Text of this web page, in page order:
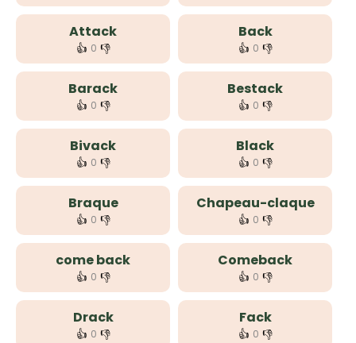
Attack
👍 0 👎
Back
👍 0 👎
Barack
👍 0 👎
Bestack
👍 0 👎
Bivack
👍 0 👎
Black
👍 0 👎
Braque
👍 0 👎
Chapeau-claque
👍 0 👎
come back
👍 0 👎
Comeback
👍 0 👎
Drack
👍 0 👎
Fack
👍 0 👎